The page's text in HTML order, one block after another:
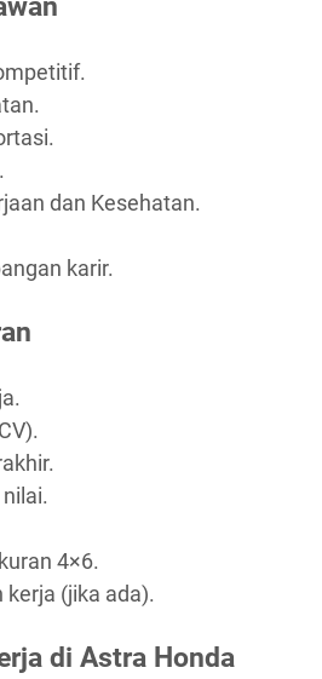
dan Kesehatan.
karir.
4×6.
(jika ada).
di Astra Honda